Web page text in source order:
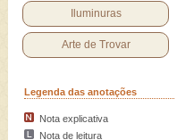
Iluminuras
Arte de Trovar
Legenda das anotações
Nota explicativa
Nota de leitura